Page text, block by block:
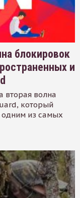
блокировок
и
вторая волна
который
одним из самых